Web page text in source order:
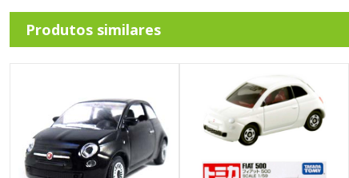
Produtos similares